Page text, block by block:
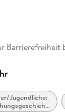
Barrierefreiheit
Jugendliche: